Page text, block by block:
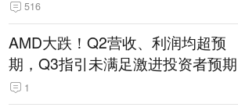
516
AMD大跌！Q2营收、利润均超预
期，Q3指引未满足激进投资者预期
1